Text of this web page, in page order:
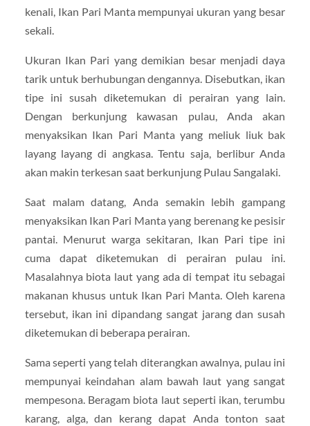
kenali, Ikan Pari Manta mempunyai ukuran yang besar
sekali.
Ukuran Ikan Pari yang demikian besar menjadi daya
tarik untuk berhubungan dengannya. Disebutkan, ikan
tipe ini susah diketemukan di perairan yang lain.
Dengan berkunjung kawasan pulau, Anda akan
menyaksikan Ikan Pari Manta yang meliuk liuk bak
layang layang di angkasa. Tentu saja, berlibur Anda
akan makin terkesan saat berkunjung Pulau Sangalaki.
Saat malam datang, Anda semakin lebih gampang
menyaksikan Ikan Pari Manta yang berenang ke pesisir
pantai. Menurut warga sekitaran, Ikan Pari tipe ini
cuma dapat diketemukan di perairan pulau ini.
Masalahnya biota laut yang ada di tempat itu sebagai
makanan khusus untuk Ikan Pari Manta. Oleh karena
tersebut, ikan ini dipandang sangat jarang dan susah
diketemukan di beberapa perairan.
Sama seperti yang telah diterangkan awalnya, pulau ini
mempunyai keindahan alam bawah laut yang sangat
mempesona. Beragam biota laut seperti ikan, terumbu
karang, alga, dan kerang dapat Anda tonton saat